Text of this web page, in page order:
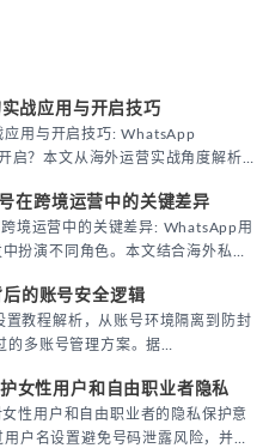
战应用与开启技巧
用与开启技巧: WhatsApp
启？本文从海外运营实战角度解析
在跨境运营中的关键差异
境运营中的关键差异: WhatsApp用
扮演不同角色。本文结合海外私域
营销策略。
的账号安全逻辑
教程解析，从账号环境隔离到防封
的多账号管理方案。据
女性用户和自由职业者隐私
性用户和自由职业者的隐私保护意
户名设置避免号码泄露风险，并提